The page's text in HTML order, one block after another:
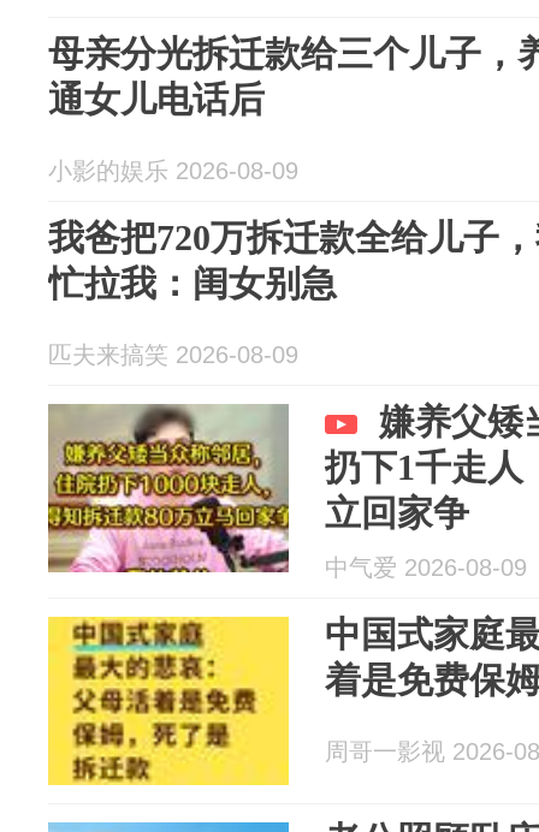
母亲分光拆迁款给三个儿子，
通女儿电话后
小影的娱乐 2026-08-09
我爸把720万拆迁款全给儿子
忙拉我：闺女别急
匹夫来搞笑 2026-08-09
嫌养父矮
扔下1千走人
立回家争
中气爱 2026-08-09
中国式家庭
着是免费保
周哥一影视 2026-